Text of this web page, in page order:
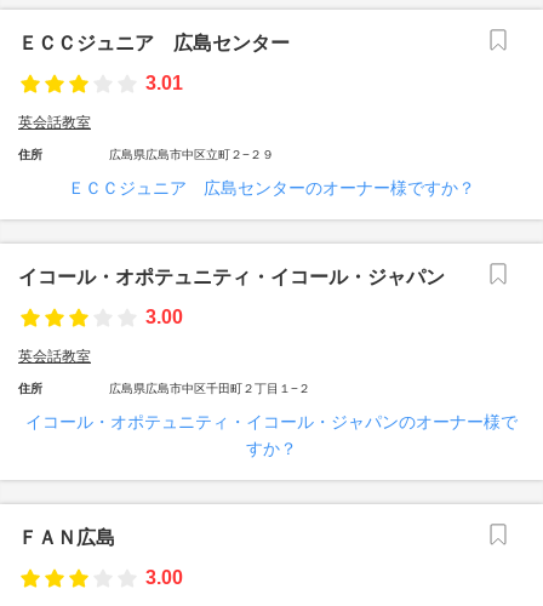
ＥＣＣジュニア 広島センター
3.01
英会話教室
住所 広島県広島市中区立町２−２９
ＥＣＣジュニア 広島センターのオーナー様ですか？
イコール・オポテュニティ・イコール・ジャパン
3.00
英会話教室
住所 広島県広島市中区千田町２丁目１−２
イコール・オポテュニティ・イコール・ジャパンのオーナー様で
すか？
ＦＡＮ広島
3.00